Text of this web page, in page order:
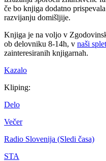
če bo knjiga dodatno
razvijanju domišljije.
Knjiga je na voljo v
ob delovniku 8-14h, v naši
zainteresiranih knjigarnah.
Kazalo
Kliping:
Delo
Večer
Radio Slovenija (Sledi časa)
STA